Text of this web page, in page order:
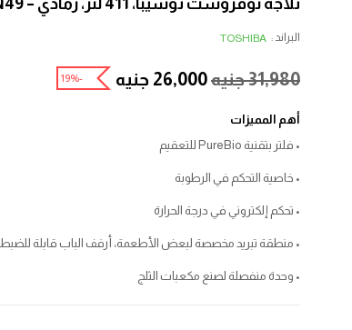
ثلاجة نوفروست توشيبا، 411 لتر، رمادي – GR-RT559WE-DMN49
البراند : TOSHIBA
31,980جنيه26,000 جنيه -19%
أهم المميزات
• فلتر بتقنية PureBio للتعقيم
• خاصية التحكم في الرطوبة
• تحكم إلكتروني في درجة الحرارة
• منطقة تبريد مخصصة لبعض الأطعمة، أرفف الباب قابلة للضبط
• وحدة منفصلة لصنع مكعبات الثلج